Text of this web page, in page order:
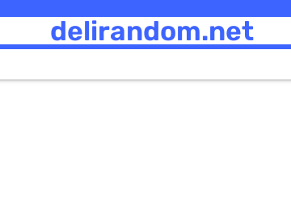
delirandom.net